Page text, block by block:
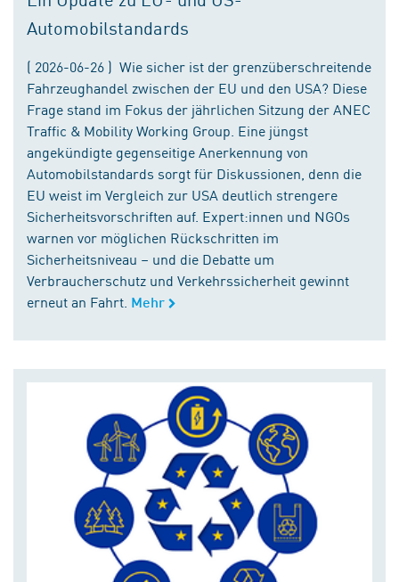
Automobilstandards
( 2026-06-26 ) Wie sicher ist der grenzüberschreitende
Fahrzeughandel zwischen der EU und den USA? Diese
Frage stand im Fokus der jährlichen Sitzung der ANEC
Traffic & Mobility Working Group. Eine jüngst
angekündigte gegenseitige Anerkennung von
Automobilstandards sorgt für Diskussionen, denn die
EU weist im Vergleich zur USA deutlich strengere
Sicherheitsvorschriften auf. Expert:innen und NGOs
warnen vor möglichen Rückschritten im
Sicherheitsniveau – und die Debatte um
Verbraucherschutz und Verkehrssicherheit gewinnt
erneut an Fahrt. Mehr